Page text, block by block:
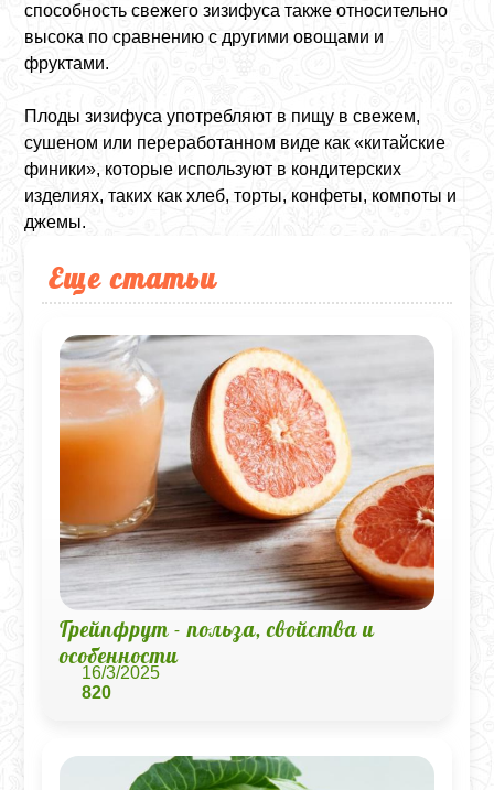
способность свежего зизифуса также относительно
высока по сравнению с другими овощами и
фруктами.
Плоды зизифуса употребляют в пищу в свежем,
сушеном или переработанном виде как «китайские
финики», которые используют в кондитерских
изделиях, таких как хлеб, торты, конфеты, компоты и
джемы.
Еще статьи
Грейпфрут - польза, свойства и
особенности
16/3/2025
820